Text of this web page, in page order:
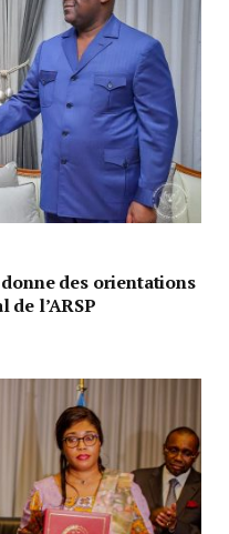
des orientations
l’ARSP